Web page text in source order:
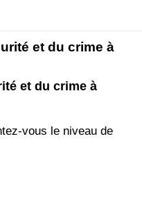
et du crime à
et du crime à
vous le niveau de
(Actuel)
Pays